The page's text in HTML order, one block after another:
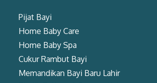
Pijat Bayi
Home Baby Care
Home Baby Spa
Cukur Rambut Bayi
Memandikan Bayi Baru Lahir